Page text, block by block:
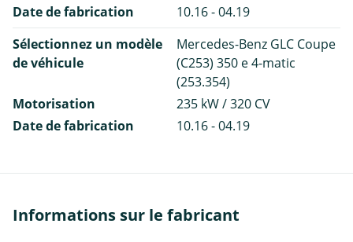
Date de fabrication
10.16 - 04.19
Sélectionnez un modèle
de véhicule
Mercedes-Benz GLC Coupe
(C253) 350 e 4-matic
(253.354)
Motorisation
235 kW / 320 CV
Date de fabrication
10.16 - 04.19
Informations sur le fabricant